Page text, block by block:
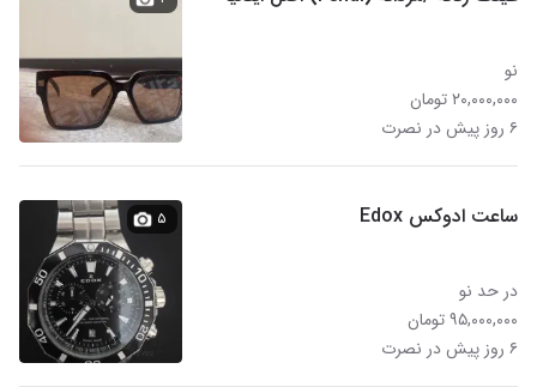
نو
۲۰,۰۰۰,۰۰۰ تومان
۶ روز پیش در نصرت
ساعت ادوکس Edox
در حد نو
۹۵,۰۰۰,۰۰۰ تومان
۶ روز پیش در نصرت
۵